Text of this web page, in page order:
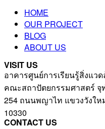
HOME
OUR PROJECT
BLOG
ABOUT US
VISIT US
อาคารศูนย์การเรียนรู้สิ่งแว
คณะสถาปัตยกรรมศาสตร์
254 ถนนพญาไท แขวงวังใ
10330
CONTACT US